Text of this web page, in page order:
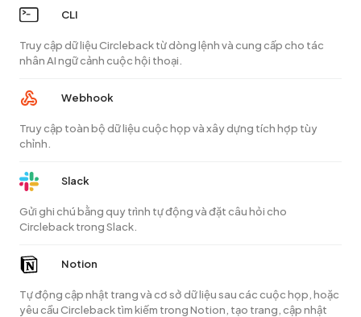
CLI
Truy cập dữ liệu Circleback từ dòng lệnh và cung cấp cho tác
nhân AI ngữ cảnh cuộc hội thoại.
Webhook
Truy cập toàn bộ dữ liệu cuộc họp và xây dựng tích hợp tùy
chỉnh.
Slack
Gửi ghi chú bằng quy trình tự động và đặt câu hỏi cho
Circleback trong Slack.
Notion
Tự động cập nhật trang và cơ sở dữ liệu sau các cuộc họp, hoặc
yêu cầu Circleback tìm kiếm trong Notion, tạo trang, cập nhật